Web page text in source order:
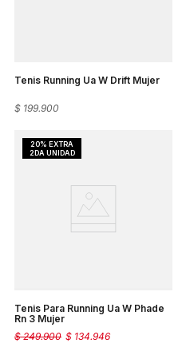
Tenis Running Ua W Drift Mujer
$ 199.900
Tenis Para Running Ua W Phade
Rn 3 Mujer
$ 134.946
$ 249.900